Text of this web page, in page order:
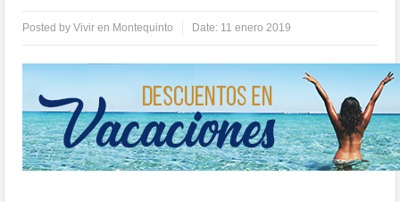
Posted byVivir en Montequinto Date: 11 enero 2019